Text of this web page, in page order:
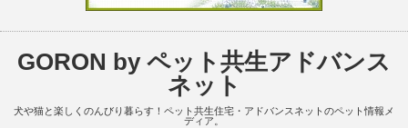
GORON by ペット共生アドバンス
ネット
犬や猫と楽しくのんびり暮らす！ペット共生住宅・アドバンスネットのペット情報メ
ディア。